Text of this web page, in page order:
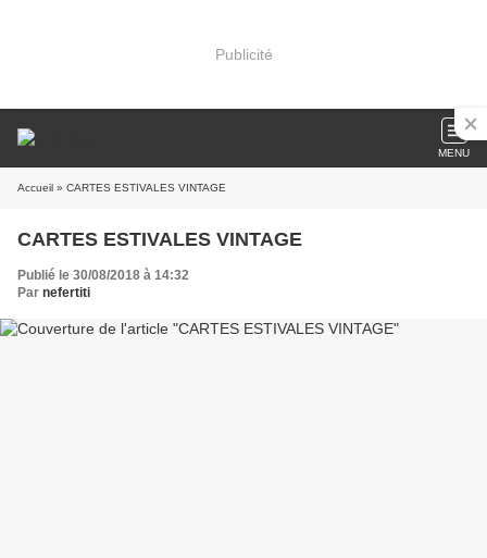
Publicité
MENU
Accueil » CARTES ESTIVALES VINTAGE
CARTES ESTIVALES VINTAGE
Publié le 30/08/2018 à 14:32
Par nefertiti